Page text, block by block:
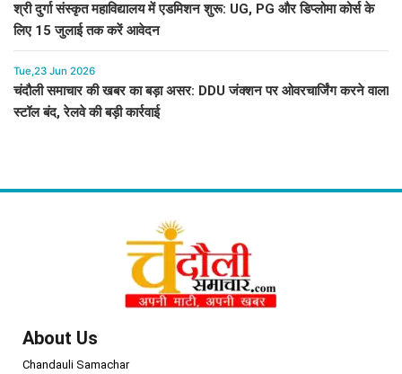
श्री दुर्गा संस्कृत महाविद्यालय में एडमिशन शुरू: UG, PG और डिप्लोमा कोर्स के
लिए 15 जुलाई तक करें आवेदन
Tue,23 Jun 2026
चंदौली समाचार की खबर का बड़ा असर: DDU जंक्शन पर ओवरचार्जिंग करने वाला
स्टॉल बंद, रेलवे की बड़ी कार्रवाई
About Us
Chandauli Samachar